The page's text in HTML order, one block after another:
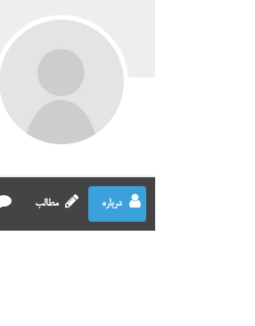
درباره مطالب